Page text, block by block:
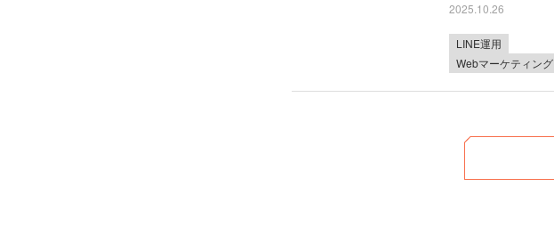
2025.10.26
LINE運用
Webマーケティング